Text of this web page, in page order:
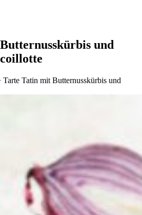
und
Tarte Tatin mit Butternusskürbis und